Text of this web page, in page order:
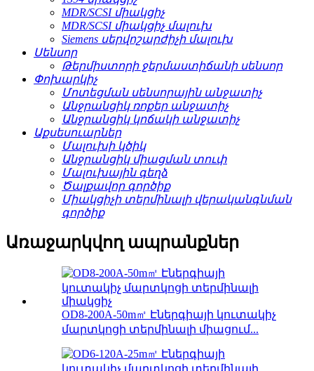
MDR/SCSI միակցիչ
MDR/SCSI միակցիչ մալուխ
Siemens սերվոշարժիչի մալուխ
Սենսոր
Թերմիստորի ջերմաստիճանի սենսոր
Փոխարկիչ
Մոտեցման սենսորային անջատիչ
Անջրանցիկ ռոքեր անջատիչ
Անջրանցիկ կոճակի անջատիչ
Աքսեսուարներ
Մալուխի կծիկ
Անջրանցիկ միացման տուփ
Մալուխային գեղձ
Ծալքավոր գործիք
Միակցիչի տերմինալի վերականգնման
գործիք
Առաջարկվող ապրանքներ
OD8-200A-50m㎡ Էներգիայի կուտակիչ
մարտկոցի տերմինալի միացում...